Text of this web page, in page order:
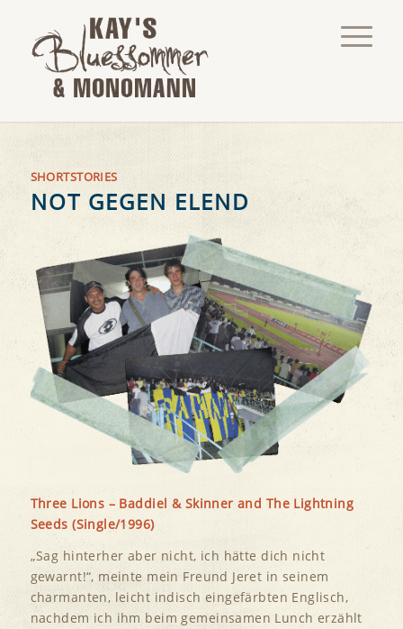
SHORTSTORIES
NOT GEGEN ELEND
Three Lions – Baddiel & Skinner and The Lightning
Seeds (Single/1996)
„Sag hinterher aber nicht, ich hätte dich nicht
gewarnt!“, meinte mein Freund Jeret in seinem
charmanten, leicht indisch eingefärbten Englisch,
nachdem ich ihm beim gemeinsamen Lunch erzählt